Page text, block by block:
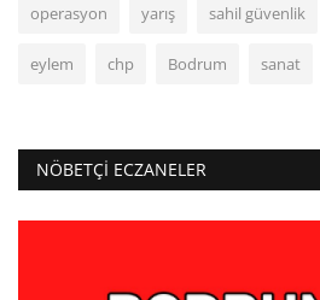
operasyon yarış sahil güvenlik
eylem chp Bodrum sanat
NÖBETÇI ECZANELER